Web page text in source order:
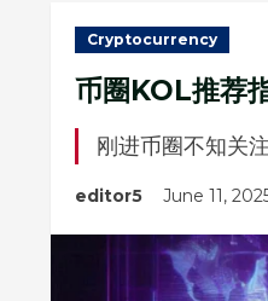
Cryptocurrency
币圈KOL推荐
刚进币圈不知关
editor5 June 11,